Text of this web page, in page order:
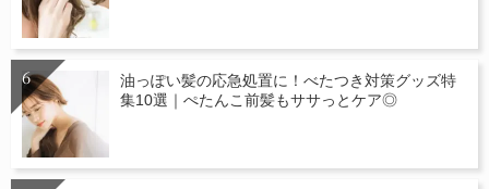
油っぽい髪の応急処置に！べたつき対策グッズ特
集10選｜ぺたんこ前髪もササっとケア◎